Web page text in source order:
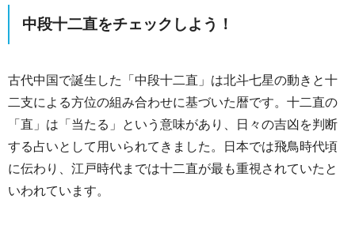
中段十二直をチェックしよう！
古代中国で誕生した「中段十二直」は北斗七星の動きと十
二支による方位の組み合わせに基づいた暦です。十二直の
「直」は「当たる」という意味があり、日々の吉凶を判断
する占いとして用いられてきました。日本では飛鳥時代頃
に伝わり、江戸時代までは十二直が最も重視されていたと
いわれています。